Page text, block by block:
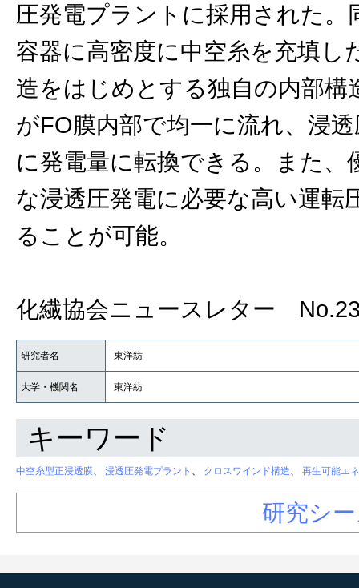
圧発電プラントに採用された。
容器に高密度に中空糸を充填
造をはじめとする独自の内部
がFO膜内部で均一に流れ、浸
に発電量に転換できる。また
な浸透圧発電に必要な高い運転
ることが可能。
化繊協会ニュースレター
研究者名 東洋紡
大学・機関名 東洋紡
キーワード
中空糸型正浸透膜、 浸透圧発電プラント 、 クロスワインド構造、 再生可能エ
研究シ